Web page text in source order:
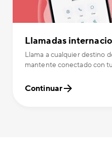
Llamadas
Llama a cualquier destino
mantente conectado con
Continuar